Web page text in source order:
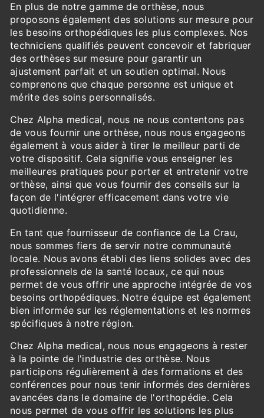
En plus de notre gamme de orthèse, nous
proposons également des solutions sur mesure pour
les besoins orthopédiques les plus complexes. Nos
techniciens qualifiés peuvent concevoir et fabriquer
des orthèses sur mesure pour garantir un
ajustement parfait et un soutien optimal. Nous
comprenons que chaque personne est unique et
mérite des soins personnalisés.
Chez Alpha medical, nous ne nous contentons pas
de vous fournir une orthèse, nous nous engageons
également à vous aider à tirer le meilleur parti de
votre dispositif. Cela signifie vous enseigner les
meilleures pratiques pour porter et entretenir votre
orthèse, ainsi que vous fournir des conseils sur la
façon de l'intégrer efficacement dans votre vie
quotidienne.
En tant que fournisseur de confiance de La Crau,
nous sommes fiers de servir notre communauté
locale. Nous avons établi des liens solides avec des
professionnels de la santé locaux, ce qui nous
permet de vous offrir une approche intégrée de vos
besoins orthopédiques. Notre équipe est également
bien informée sur les réglementations et les normes
spécifiques à notre région.
Chez Alpha medical, nous nous engageons à rester
à la pointe de l'industrie des orthèse. Nous
participons régulièrement à des formations et des
conférences pour nous tenir informés des dernières
avancées dans le domaine de l'orthopédie. Cela
nous permet de vous offrir les solutions les plus